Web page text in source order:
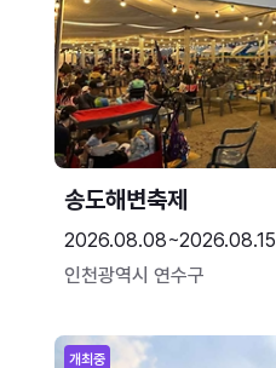
송도해변축제
2026.08.08~2026.08.15
인천광역시 연수구
개최중